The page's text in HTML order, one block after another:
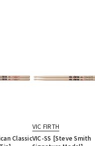
Classic
VIC FIRTH
VIC-SS [Steve Smith